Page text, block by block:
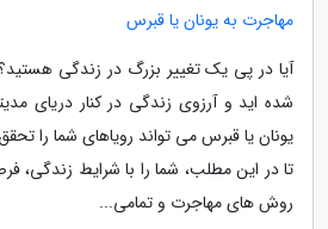
مهاجرت به یونان یا قبرس
آیا در پی یک تغییر بزرگ در زندگی
شده اید و آرزوی زندگی در کنار دریای
یونان یا قبرس می تواند رویاهای شما را
تا در این مطلب، شما را با شرایط زندگی،
روش های مهاجرت و تمامی...